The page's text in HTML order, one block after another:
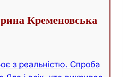
Кременовська
з реальністю. Спроба